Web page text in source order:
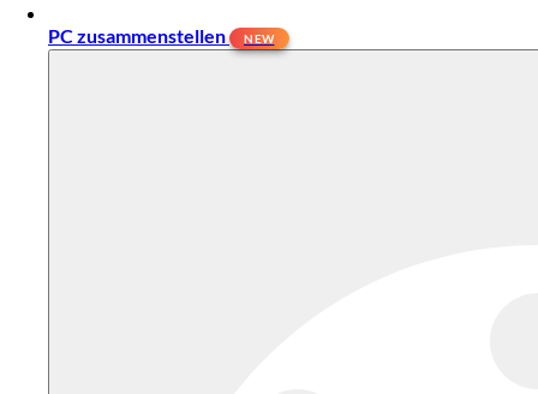
PC zusammenstellen NEW